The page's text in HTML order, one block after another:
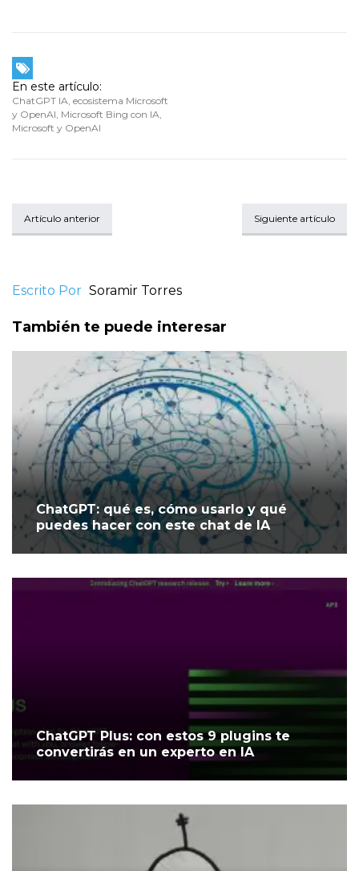
En este artículo:
ChatGPT IA, ecosistema Microsoft
y OpenAI, Microsoft Bing con IA,
Microsoft y OpenAI
Artículo anterior Siguiente artículo
Escrito Por Soramir Torres
También te puede interesar
ChatGPT: qué es, cómo usarlo y qué
puedes hacer con este chat de IA
ChatGPT Plus: con estos 9 plugins te
convertirás en un experto en IA